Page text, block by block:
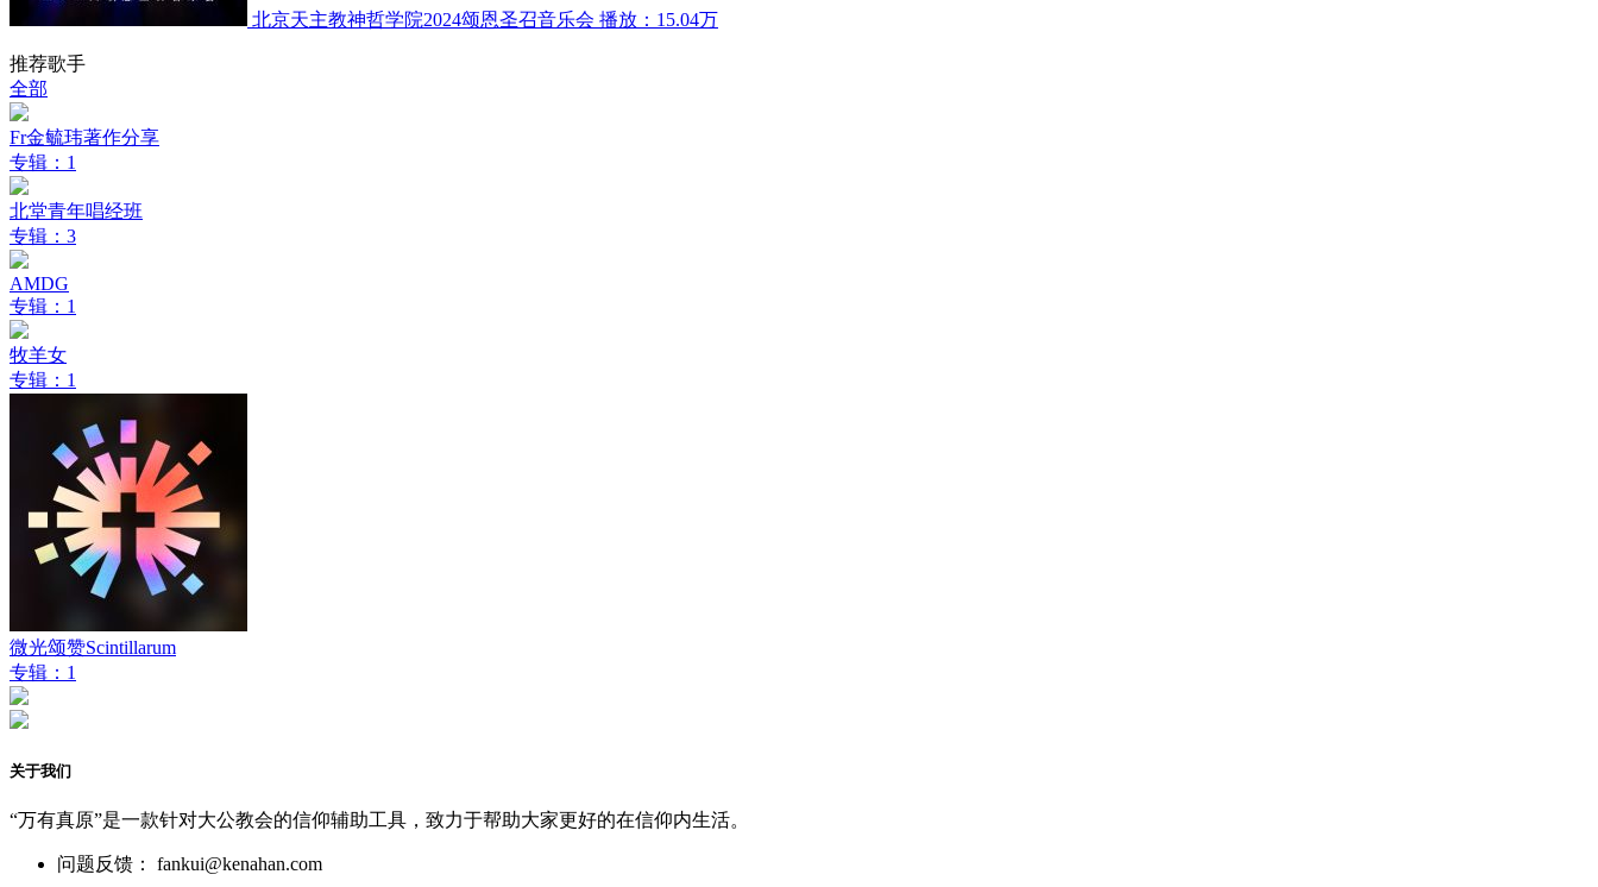
北京天主教神哲学院2024颂恩圣召音乐会 播放：15.04万
推荐歌手
全部
Fr金毓玮著作分享
专辑：1
北堂青年唱经班
专辑：3
AMDG
专辑：1
牧羊女
专辑：1
微光颂赞Scintillarum
专辑：1
关于我们
“万有真原”是一款针对大公教会的信仰辅助工具，致力于帮助大家更好的在信仰内生活。
问题反馈： fankui@kenahan.com